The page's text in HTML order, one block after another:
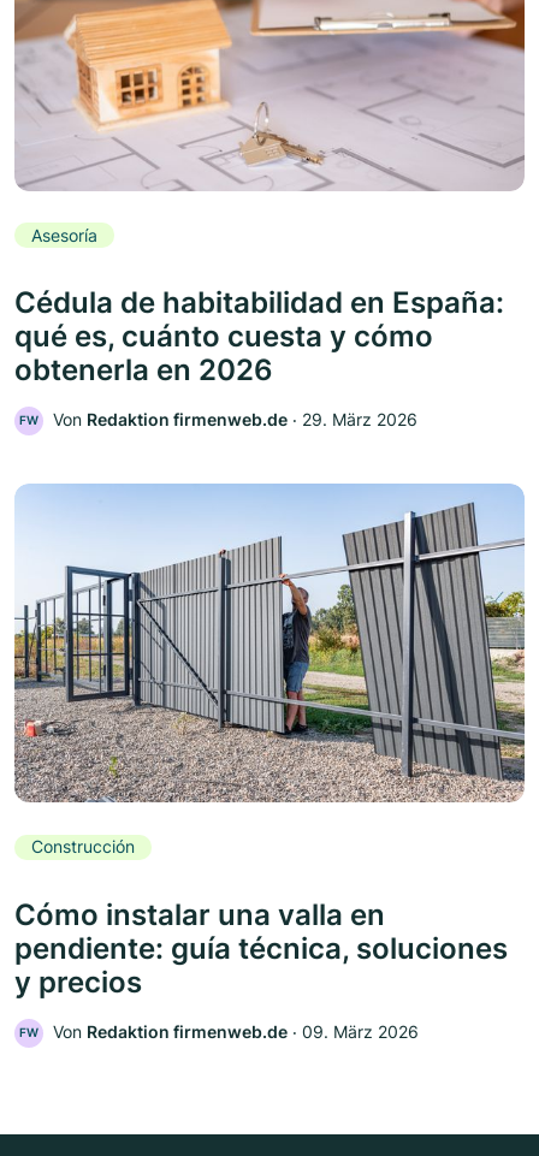
Asesoría
Cédula de habitabilidad en España:
qué es, cuánto cuesta y cómo
obtenerla en 2026
FW Von Redaktion firmenweb.de ‧ 29. März 2026
Construcción
Cómo instalar una valla en
pendiente: guía técnica, soluciones
y precios
FW Von Redaktion firmenweb.de ‧ 09. März 2026